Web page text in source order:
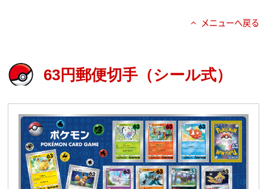
メニューへ戻る
63円郵便切手（シール式）